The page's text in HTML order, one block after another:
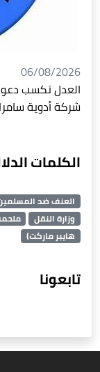
06/08/2026
العدل تكسب دعوى
شركة أدوية
الكلمات
العنف ضد المسلمين
وزارة النقل
هايبر ماركت)
تابعونا